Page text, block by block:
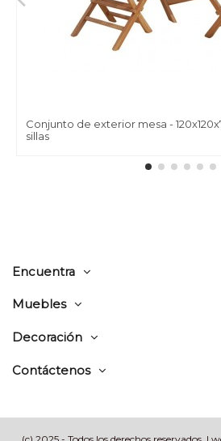
Conjunto de exterior mesa -
sillas
Encuentra
Muebles
Decoración
Contáctenos